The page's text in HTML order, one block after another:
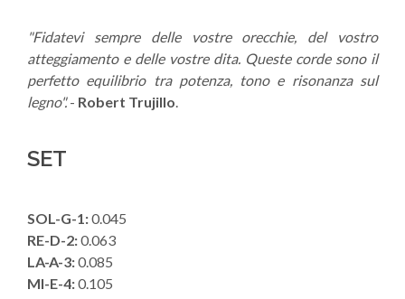
"Fidatevi sempre delle vostre orecchie, del vostro
atteggiamento e delle vostre dita. Queste corde sono il
perfetto equilibrio tra potenza, tono e risonanza sul
legno".- Robert Trujillo.
SET
SOL-G-1:0.045
RE-D-2:0.063
LA-A-3:0.085
MI-E-4:0.105